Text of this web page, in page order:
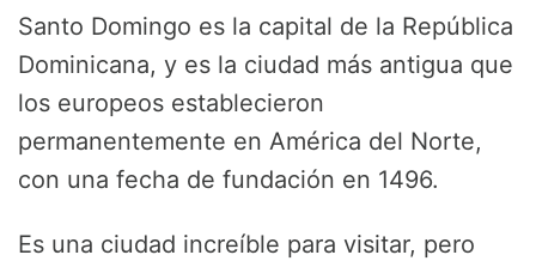
Santo Domingo es la capital de la República
Dominicana, y es la ciudad más antigua que
los europeos establecieron
permanentemente en América del Norte,
con una fecha de fundación en 1496.
Es una ciudad increíble para visitar, pero